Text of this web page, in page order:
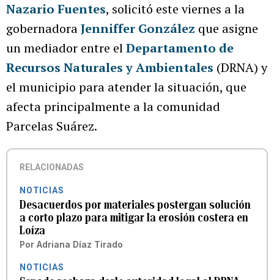
Nazario Fuentes, solicitó este viernes a la
gobernadoraJenniffer González que asigne
un mediador entre elDepartamento de
Recursos Naturales y Ambientales (DRNA) y
el municipio para atender la situación, que
afecta principalmente a la comunidad
Parcelas Suárez.
RELACIONADAS
NOTICIAS
Desacuerdos por materiales postergan solución
a corto plazo para mitigar la erosión costera en
Loíza
Por Adriana Díaz Tirado
NOTICIAS